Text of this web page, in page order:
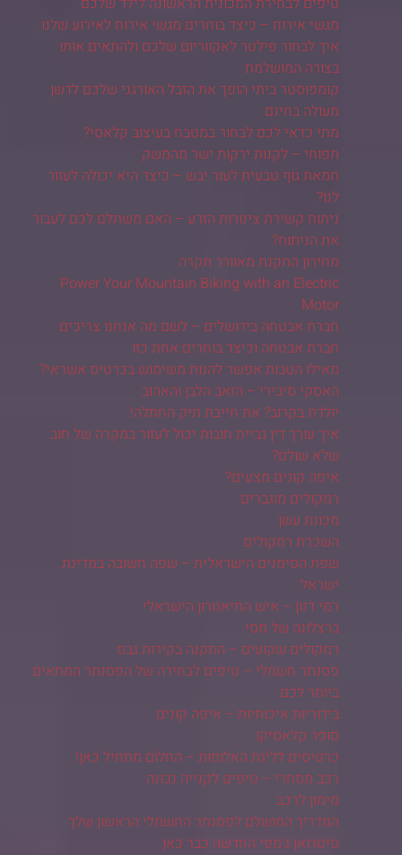
מגשי אירוח – כיצד בוחרים מגשי אירוח לאירוע שלנו
איך לבחור פילטר לאקווריום שלכם ולהתאים אותו
בצורה המושלמת
קומפוסטר ביתי הופך את הזבל האורגני שלכם לדשן
מעולה בחינם
מתי כדאי לכם לבחור במטבח בעיצוב קלאסי?
תפוחי – לקנות ירקות ישר מהמשק
חמאת גוף טבעית לעור יבש – כיצד היא יכולה לעזור
לנו?
ניתוח קשירת צינורות הזרע – האם משתלם לכם לעבור
את הניתוח?
מחירון התקנת מאוורר תקרה
Power Your Mountain Biking with an Electric
Motor
חברת אבטחה בירושלים – לשם מה אנחנו צריכים
חברת אבטחה וכיצד בוחרים אחת כזו
מאילו הטבות אפשר להנות משימוש בכרטיס אשראי?
האסקי סיבירי – הזאב הלבן והאהוב
יולדת בקרוב? את חייבת תיק החתלה!
איך עורך דין גביית חובות יכול לעזור במקרה של חוב
שלא שולם?
איפה קונים מצעים?
רמקולים מוגברים
מכונת עשן
השכרת רמקולים
שפת הסימנים הישראלית – שפה חשובה במדינת
ישראל
רמי דנון – איש התיאטרון הישראלי
ברצלונה של מסי
רמקולים שקועים – התקנה בקירות גבס
פסנתר חשמלי – טיפים לבחירה של הפסנתר המתאים
ביותר לכם
בידוריות איכותיות – איפה קונים
סופר קלאסיקו
כרטיסים לליגת האלופות – החלום מתחיל כאן!
רכב מסחרי – טיפים לקנייה נכונה
מימון לרכב
המדריך המושלם לפסנתר החשמלי הראשון שלך
סיטרואן ג'מפי החדשה כבר כאן